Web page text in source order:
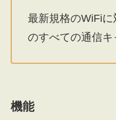
最新規格のWiFi
のすべての通信キ
機能